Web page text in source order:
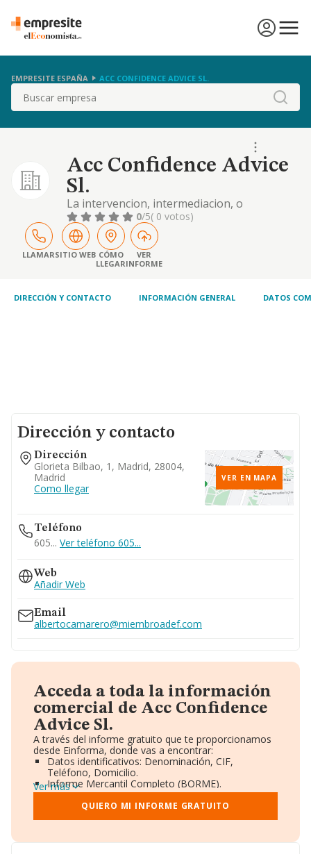
EMPRESITE ESPAÑA ACC CONFIDENCE ADVICE SL.
Buscar
Acc Confidence Advice
Sl.
La intervencion, intermediacion, o
participacion en cualquier tipo de operacion
o en negocios desarrollados por otros
empresarios individuales o sociales
0/5( 0 votos)
LLAMARSITIO WEB CÓMO
LLEGAR
VER
INFORME
DIRECCIÓN Y CONTACTO INFORMACIÓN GENERAL DATOS
Dirección y contacto
Dirección
Glorieta Bilbao, 1, Madrid, 28004,
Madrid
Como llegar
VER EN MAPA
Teléfono
605... Ver teléfono 605...
Web
Añadir Web
Email
albertocamarero@miembroadef.com
Acceda a toda la información
comercial de Acc Confidence
Advice Sl.
A través del informe gratuito que te proporcionamos
desde Einforma, donde vas a encontrar:
Datos identificativos: Denominación, CIF,
Teléfono, Domicilio.
Informe Mercantil Completo (BORME).
Gráficos de Evolución Ventas y Empleados.
Consejo de Administración y Administradores.
Directivos y Ejecutivos.
Ver más
QUIERO MI INFORME GRATUITO